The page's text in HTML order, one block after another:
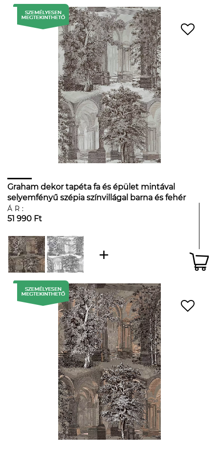
Graham dekor tapéta fa és épület mintával
selyemfényű szépia színvillágal barna és fehér
színben
ÁR:
51 990 Ft